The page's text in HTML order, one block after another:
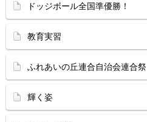
ドッジボール全国準優勝！
教育実習
ふれあいの丘連合自治会連合祭
輝く姿